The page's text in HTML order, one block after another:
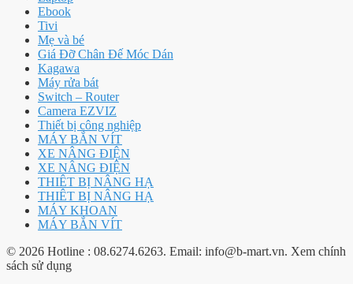
Ebook
Tivi
Mẹ và bé
Giá Đỡ Chân Đế Móc Dán
Kagawa
Máy rửa bát
Switch – Router
Camera EZVIZ
Thiết bị công nghiệp
MÁY BẮN VÍT
XE NÂNG ĐIỆN
XE NÂNG ĐIỆN
THIÊT BỊ NÂNG HẠ
THIÊT BỊ NÂNG HẠ
MÁY KHOAN
MÁY BẮN VÍT
© 2026 Hotline : 08.6274.6263. Email: info@b-mart.vn. Xem chính
sách sử dụng